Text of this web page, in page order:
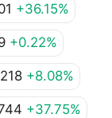
+36.15%
+0.22%
+8.08%
+37.75%